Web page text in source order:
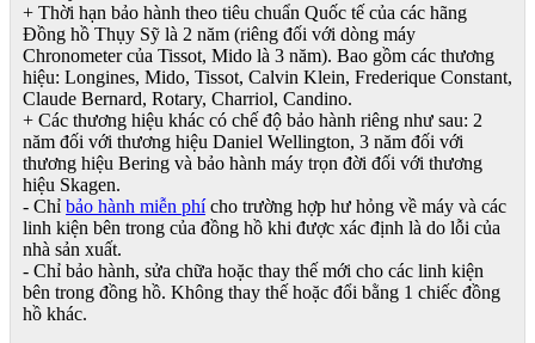
+ Thời hạn bảo hành theo tiêu chuẩn Quốc tế của các hãng
Đồng hồ Thụy Sỹ là 2 năm (riêng đối với dòng máy
Chronometer của Tissot, Mido là 3 năm). Bao gồm các thương
hiệu: Longines, Mido, Tissot, Calvin Klein, Frederique Constant,
Claude Bernard, Rotary, Charriol, Candino.
+ Các thương hiệu khác có chế độ bảo hành riêng như sau: 2
năm đối với thương hiệu Daniel Wellington, 3 năm đối với
thương hiệu Bering và bảo hành máy trọn đời đối với thương
hiệu Skagen.
- Chỉ bảo hành miễn phícho trường hợp hư hỏng về máy và các
linh kiện bên trong của đồng hồ khi được xác định là do lỗi của
nhà sản xuất.
- Chỉ bảo hành, sửa chữa hoặc thay thế mới cho các linh kiện
bên trong đồng hồ. Không thay thế hoặc đổi bằng 1 chiếc đồng
hồ khác.